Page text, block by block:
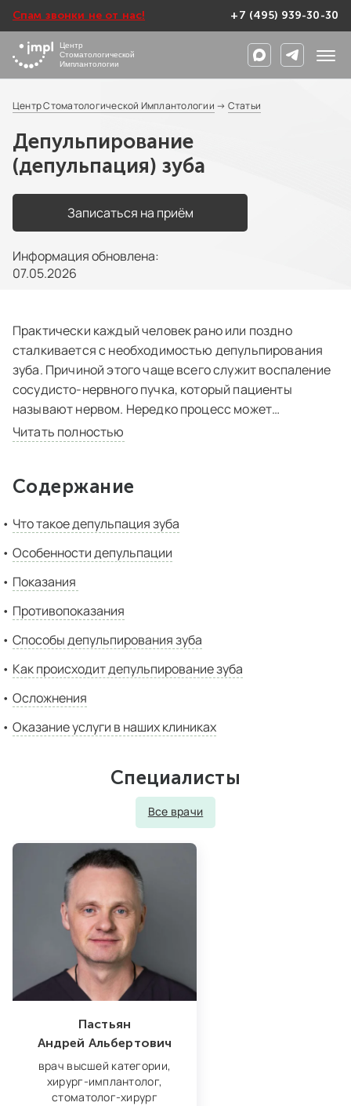
Спам звонки не от нас! +7 (495) 939-30-30
Центр
Стоматологической
Имплантологии
Центр Стоматологической Имплантологии → Статьи
Депульпирование
(депульпация) зуба
Записаться на приём
Информация обновлена:
07.05.2026
Практически каждый человек рано или поздно
сталкивается с необходимостью депульпирования
зуба. Причиной этого чаще всего служит воспаление
сосудисто-нервного пучка, который пациенты
называют нервом. Нередко процесс может
сопровождаться резкими самопроизвольными
под коронку, которую стоматолог делает, чтобы
исключить поражение нерва под ортопедической
конструкцией. В этой статье подробно описаны
особенности, виды и этапы процедуры, а также даны
ответы на самые частые вопросы пациентов.
Читать полностью
Содержание
Что такое депульпация зуба
Особенности депульпации
Показания
Противопоказания
Способы депульпирования зуба
Как происходит депульпирование зуба
Осложнения
Оказание услуги в наших клиниках
Специалисты
Все врачи
Пастьян
Андрей Альбертович
врач высшей категории,
хирург‑имплантолог,
стоматолог‑хирург